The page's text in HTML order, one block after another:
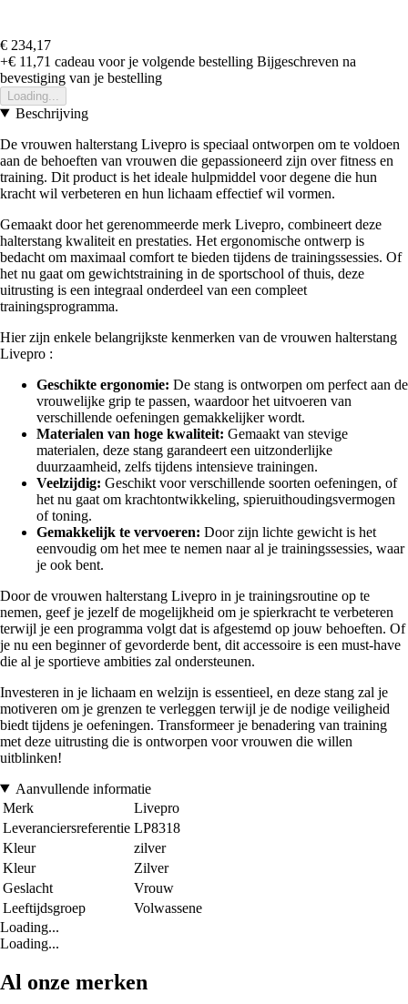
€ 234,17
+€ 11,71 cadeau voor je volgende bestelling Bijgeschreven na
bevestiging van je bestelling
Loading...
Beschrijving
De vrouwen halterstang Livepro is speciaal ontworpen om te voldoen
aan de behoeften van vrouwen die gepassioneerd zijn over fitness en
training. Dit product is het ideale hulpmiddel voor degene die hun
kracht wil verbeteren en hun lichaam effectief wil vormen.
Gemaakt door het gerenommeerde merk Livepro, combineert deze
halterstang kwaliteit en prestaties. Het ergonomische ontwerp is
bedacht om maximaal comfort te bieden tijdens de trainingssessies. Of
het nu gaat om gewichtstraining in de sportschool of thuis, deze
uitrusting is een integraal onderdeel van een compleet
trainingsprogramma.
Hier zijn enkele belangrijkste kenmerken van de vrouwen halterstang
Livepro :
Geschikte ergonomie: De stang is ontworpen om perfect aan de
vrouwelijke grip te passen, waardoor het uitvoeren van
verschillende oefeningen gemakkelijker wordt.
Materialen van hoge kwaliteit: Gemaakt van stevige
materialen, deze stang garandeert een uitzonderlijke
duurzaamheid, zelfs tijdens intensieve trainingen.
Veelzijdig: Geschikt voor verschillende soorten oefeningen, of
het nu gaat om krachtontwikkeling, spieruithoudingsvermogen
of toning.
Gemakkelijk te vervoeren: Door zijn lichte gewicht is het
eenvoudig om het mee te nemen naar al je trainingssessies, waar
je ook bent.
Door de vrouwen halterstang Livepro in je trainingsroutine op te
nemen, geef je jezelf de mogelijkheid om je spierkracht te verbeteren
terwijl je een programma volgt dat is afgestemd op jouw behoeften. Of
je nu een beginner of gevorderde bent, dit accessoire is een must-have
die al je sportieve ambities zal ondersteunen.
Investeren in je lichaam en welzijn is essentieel, en deze stang zal je
motiveren om je grenzen te verleggen terwijl je de nodige veiligheid
biedt tijdens je oefeningen. Transformeer je benadering van training
met deze uitrusting die is ontworpen voor vrouwen die willen
uitblinken!
Aanvullende informatie
Merk
Livepro
Leveranciersreferentie LP8318
Kleur
zilver
Kleur
Zilver
Geslacht
Vrouw
Leeftijdsgroep
Volwassene
Loading...
Loading...
Al onze merken